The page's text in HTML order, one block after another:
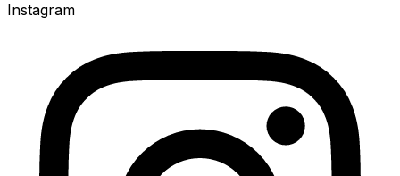
Instagram